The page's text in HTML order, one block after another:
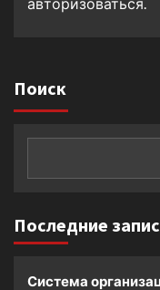
Поиск
Последние
Система